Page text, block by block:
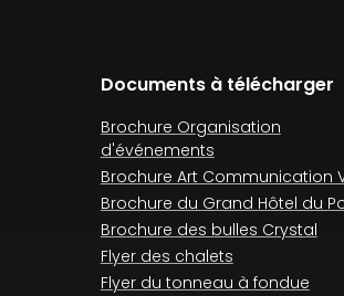
Documents à télécharger
Brochure Organisation
d'événements
Brochure Art Communication
Brochure du Grand Hôtel du
Brochure des bulles Crystal
Flyer des chalets
Flyer du tonneau à fondue